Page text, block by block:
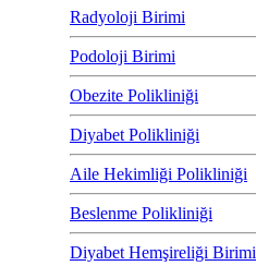
Radyoloji Birimi
Podoloji Birimi
Obezite Polikliniği
Diyabet Polikliniği
Aile Hekimliği Polikliniği
Beslenme Polikliniği
Diyabet Hemşireliği Birimi